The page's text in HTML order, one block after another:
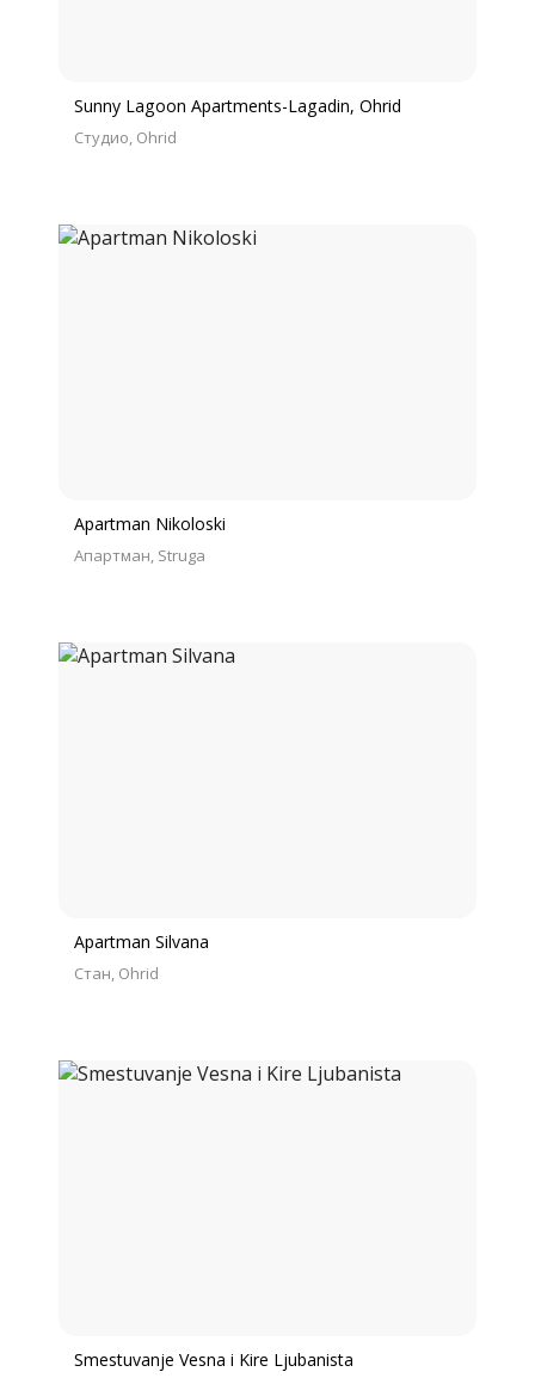
Sunny Lagoon Apartments-Lagadin, Ohrid
Студио Ohrid
Apartman Nikoloski
Апартман Struga
Apartman Silvana
Стан Ohrid
Smestuvanje Vesna i Kire Ljubanista